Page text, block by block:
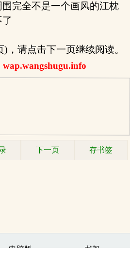
完全不是一个画风的江枕
)，请点击下一页继续阅读。
下一页 存书签
电脑版 书架